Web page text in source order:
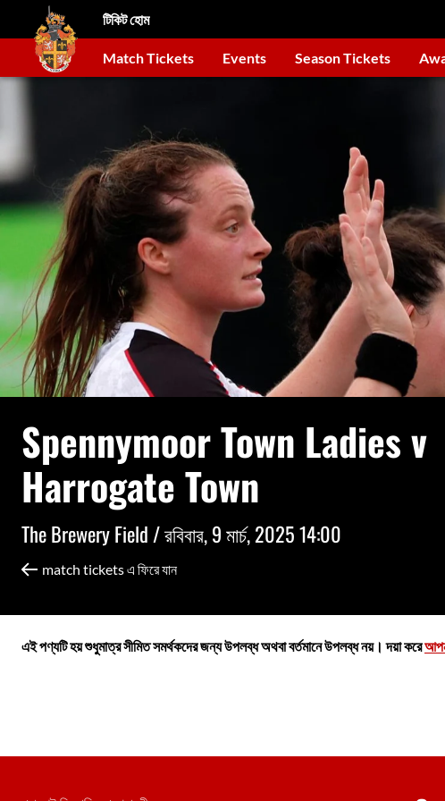
টিকিট হোম
Match Tickets Events Season Tickets
Spennymoor Town Ladies v
Harrogate Town
The Brewery Field /রবিবার, 9 মার্চ, 2025 14:00
match tickets এ ফিরে যান
এই পণ্যটি হয় শুধুমাত্র সীমিত সমর্থকদের জন্য উপলব্ধ অথবা বর্তমানে উপলব্ধ নয়। দয়া করে